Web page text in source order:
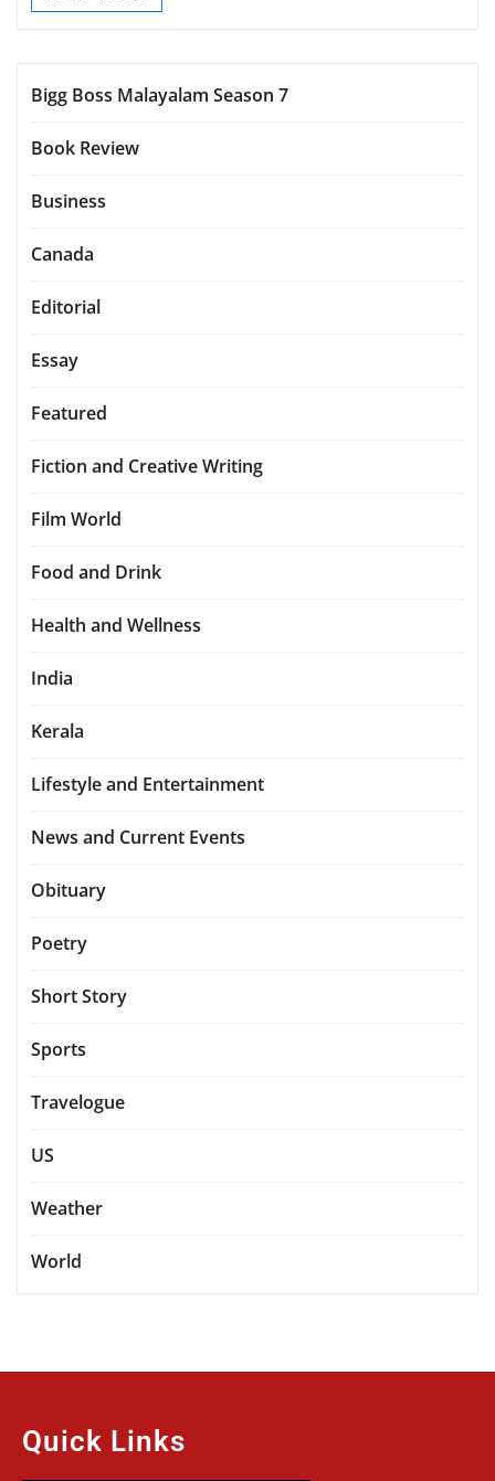
Bigg Boss Malayalam Season 7
Book Review
Business
Canada
Editorial
Essay
Featured
Fiction and Creative Writing
Film World
Food and Drink
Health and Wellness
India
Kerala
Lifestyle and Entertainment
News and Current Events
Obituary
Poetry
Short Story
Sports
Travelogue
US
Weather
World
Quick Links